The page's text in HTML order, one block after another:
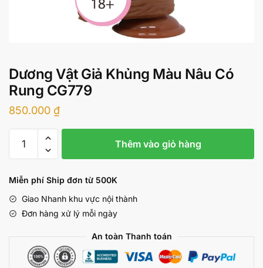
Dương Vật Giả Khủng Màu Nâu Có
Rung CG779
850.000 ₫
Khủng
Nâu
Có
CG779
Thêm vào giỏ hàng
Miễn phí Ship đơn từ 500K
Giao Nhanh khu vực nội thành
Đơn hàng xử lý mỗi ngày
An toàn Thanh toán